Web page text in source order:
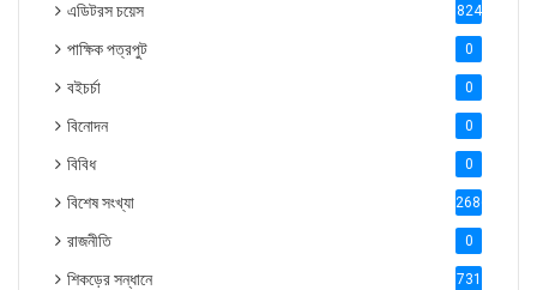
এডিটরস চয়েস 824
পাক্ষিক পত্রপুট 0
বইচর্চা 0
বিনোদন 0
বিবিধ 0
বিশেষ সংখ্যা 2686
রাজনীতি 0
শিকড়ের সন্ধানে 731